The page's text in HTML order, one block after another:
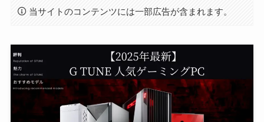
当サイトのコンテンツには一部広告が含まれます。